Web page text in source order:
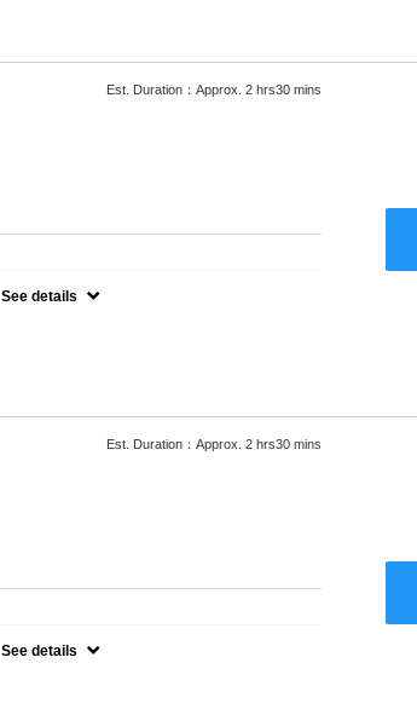
Est. Duration：Approx. 2 hrs30 mins
See details
Est. Duration：Approx. 2 hrs30 mins
See details